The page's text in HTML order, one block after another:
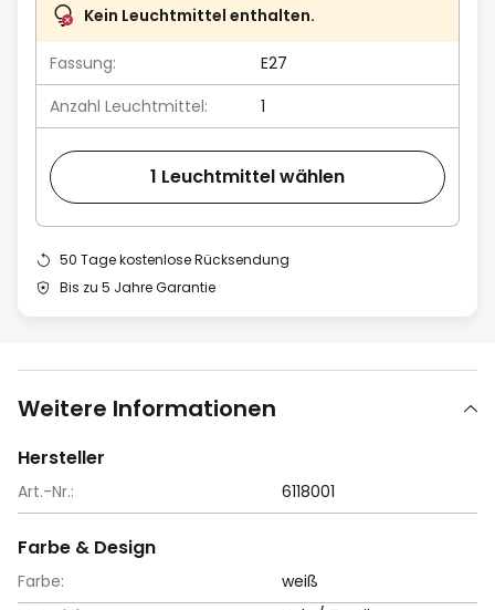
Kein Leuchtmittel enthalten.
Fassung:
E27
Anzahl Leuchtmittel:
1
1 Leuchtmittel wählen
50 Tage kostenlose Rücksendung
Bis zu 5 Jahre Garantie
Weitere Informationen
Hersteller
Art.-Nr.: 6118001
Farbe & Design
Farbe:
weiß